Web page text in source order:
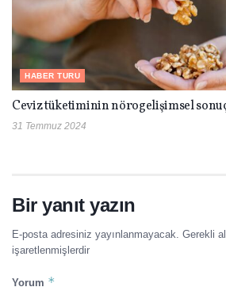
HABER TURU
Ceviz tüketiminin nörogelişimsel
31 Temmuz 2024
Bir yanıt yazın
E-posta adresiniz yayınlanmayacak. Gerekli
işaretlenmişlerdir
Yorum *